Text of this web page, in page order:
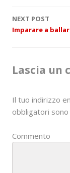
s
n
v
g
NEXT POST
Imparare a
Lascia un
Il tuo indirizzo
obbligatori
Commento